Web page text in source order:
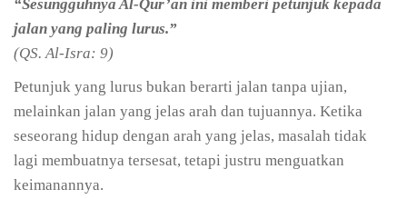
“Sesungguhnya Al-Qur’an ini memberi petunjuk kepada
jalan yang paling lurus.”
(QS. Al-Isra: 9)
Petunjuk yang lurus bukan berarti jalan tanpa ujian,
melainkan jalan yang jelas arah dan tujuannya. Ketika
seseorang hidup dengan arah yang jelas, masalah tidak
lagi membuatnya tersesat, tetapi justru menguatkan
keimanannya.